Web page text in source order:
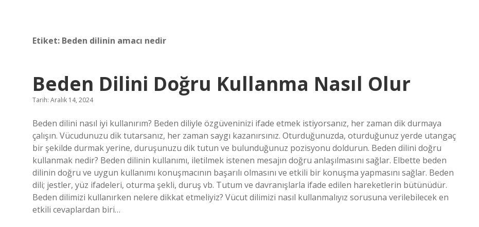
Etiket: Beden dilinin amacı nedir
Beden Dilini Doğru Kullanma Nasıl Olur
Tarih: Aralık 14, 2024
Beden dilini nasıl iyi kullanırım? Beden diliyle özgüveninizi ifade etmek istiyorsanız, her zaman dik durmaya
çalışın. Vücudunuzu dik tutarsanız, her zaman saygı kazanırsınız. Oturduğunuzda, oturduğunuz yerde utangaç
bir şekilde durmak yerine, duruşunuzu dik tutun ve bulunduğunuz pozisyonu doldurun. Beden dilini doğru
kullanmak nedir? Beden dilinin kullanımı, iletilmek istenen mesajın doğru anlaşılmasını sağlar. Elbette beden
dilinin doğru ve uygun kullanımı konuşmacının başarılı olmasını ve etkili bir konuşma yapmasını sağlar. Beden
dili; jestler, yüz ifadeleri, oturma şekli, duruş vb. Tutum ve davranışlarla ifade edilen hareketlerin bütünüdür.
Beden dilimizi kullanırken nelere dikkat etmeliyiz? Vücut dilimizi nasıl kullanmalıyız sorusuna verilebilecek en
etkili cevaplardan biri…